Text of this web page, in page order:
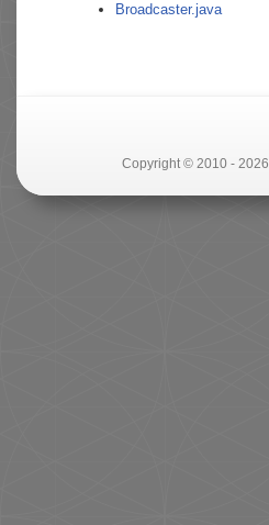
Broadcaster.java
Copyright © 2010 - 2026